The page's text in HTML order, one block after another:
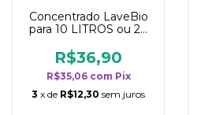
Concentrado LaveBio
para 10 LITROS ou 20
rendimento da
categoria - Flor de
Laranjeira
R$36,90
R$35,06 com Pix
3 x de R$12,30 sem juros